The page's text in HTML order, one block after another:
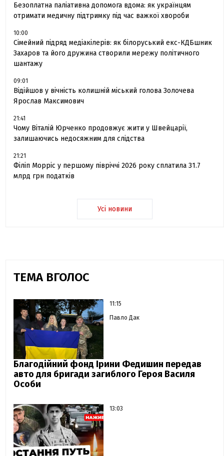
Безоплатна паліативна допомога вдома: як українцям
отримати медичну підтримку під час важкої хвороби
10:00
Сімейний підряд медіакілерів: як білоруський екс-КДБшник
Захаров та його дружина створили мережу політичного
шантажу
09:01
Відійшов у вічність колишній міський голова Золочева
Ярослав Максимович
21:41
Чому Віталій Юрченко продовжує жити у Швейцарії,
залишаючись недосяжним для слідства
21:21
Філіп Морріс у першому півріччі 2026 року сплатила 31.7
млрд грн податків
Усі новини
ТЕМА ВГОЛОС
11:15
Павло Дак
Благодійний фонд Ірини Федишин передав
авто для бригади загиблого Героя Василя
Особи
13:03